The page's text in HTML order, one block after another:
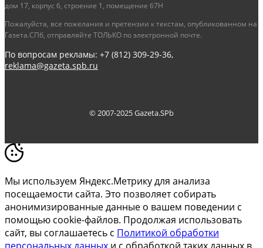
дом 17, корпус 6, строение 1, помещение 67Н
Пожалуйста, все пожелания и претензии к текстам, опубликованном на
Газета.СПб, отправляйте ТОЛЬКО по электронной почте.
По вопросам рекламы: +7 (812) 309-29-36,
reklama@gazeta.spb.ru
© 2007-2025 Gazeta.SPb
Мы используем Яндекс.Метрику для анализа
посещаемости сайта. Это позволяет собирать
анонимизированные данные о вашем поведении с
помощью cookie-файлов. Продолжая использовать
сайт, вы соглашаетесь с Политикой обработки